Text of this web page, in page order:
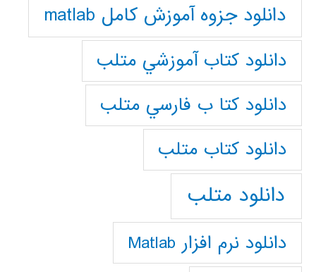
دانلود جزوه آموزش کامل matlab
دانلود كتاب آموزشي متلب
دانلود كتا ب فارسي متلب
دانلود كتاب متلب
دانلود متلب
دانلود نرم افزار Matlab